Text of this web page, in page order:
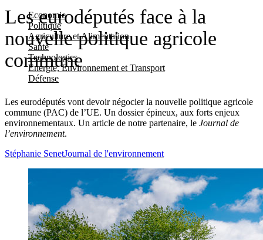
Economie
Politique
Agriculture et Alimentation
Santé
Technologies
Energie, Environnement et Transport
Défense
Les eurodéputés face à la
nouvelle politique agricole
commune
Les eurodéputés vont devoir négocier la nouvelle politique agricole
commune (PAC) de l’UE. Un dossier épineux, aux forts enjeux
environnementaux. Un article de notre partenaire, le Journal de
l’environnement.
Stéphanie SenetJournal de l'environnement